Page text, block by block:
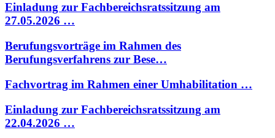
Einladung zur Fachbereichsratssitzung am
27.05.2026 …
Berufungsvorträge im Rahmen des
Berufungsverfahrens zur Bese…
Fachvortrag im Rahmen einer Umhabilitation …
Einladung zur Fachbereichsratssitzung am
22.04.2026 …